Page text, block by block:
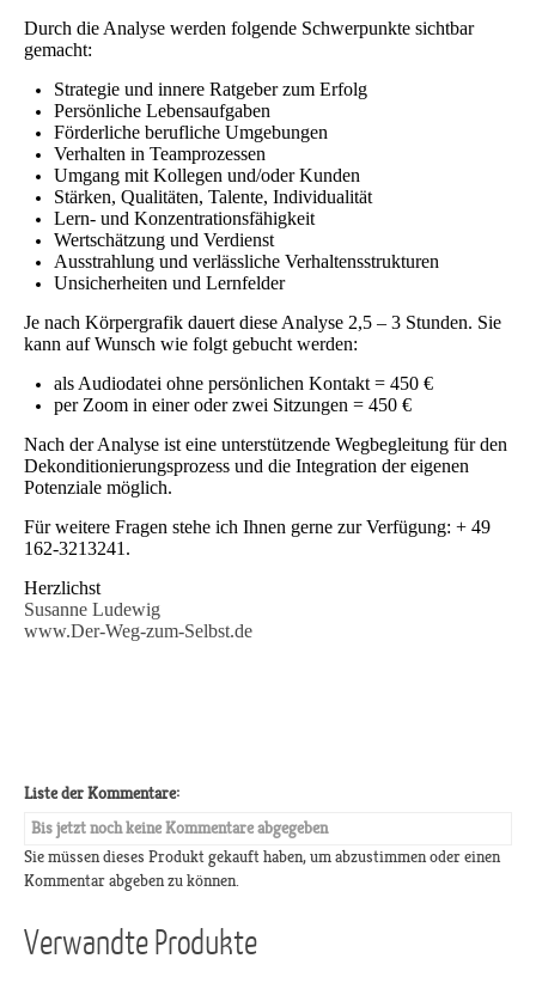
Durch die Analyse werden folgende Schwerpunkte sichtbar
gemacht:
Strategie und innere Ratgeber zum Erfolg
Persönliche Lebensaufgaben
Förderliche berufliche Umgebungen
Verhalten in Teamprozessen
Umgang mit Kollegen und/oder Kunden
Stärken, Qualitäten, Talente, Individualität
Lern- und Konzentrationsfähigkeit
Wertschätzung und Verdienst
Ausstrahlung und verlässliche Verhaltensstrukturen
Unsicherheiten und Lernfelder
Je nach Körpergrafik dauert diese Analyse 2,5 – 3 Stunden. Sie
kann auf Wunsch wie folgt gebucht werden:
als Audiodatei ohne persönlichen Kontakt = 450 €
per Zoom in einer oder zwei Sitzungen = 450 €
Nach der Analyse ist eine unterstützende Wegbegleitung für den
Dekonditionierungsprozess und die Integration der eigenen
Potenziale möglich.
Für weitere Fragen stehe ich Ihnen gerne zur Verfügung: + 49
162-3213241.
Herzlichst
Susanne Ludewig
www.Der-Weg-zum-Selbst.de
Liste der Kommentare:
Bis jetzt noch keine Kommentare abgegeben
Sie müssen dieses Produkt gekauft haben, um abzustimmen oder einen
Kommentar abgeben zu können.
Verwandte Produkte